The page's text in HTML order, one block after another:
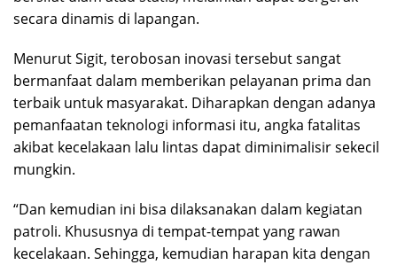
secara dinamis di lapangan.
Menurut Sigit, terobosan inovasi tersebut sangat
bermanfaat dalam memberikan pelayanan prima dan
terbaik untuk masyarakat. Diharapkan dengan adanya
pemanfaatan teknologi informasi itu, angka fatalitas
akibat kecelakaan lalu lintas dapat diminimalisir sekecil
mungkin.
“Dan kemudian ini bisa dilaksanakan dalam kegiatan
patroli. Khususnya di tempat-tempat yang rawan
kecelakaan. Sehingga, kemudian harapan kita dengan